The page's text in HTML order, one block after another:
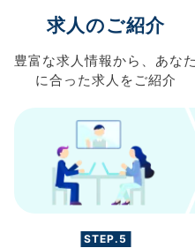
求人のご紹介
豊富な求人情報から、 あなた
に合った求人を ご紹介
STEP.5